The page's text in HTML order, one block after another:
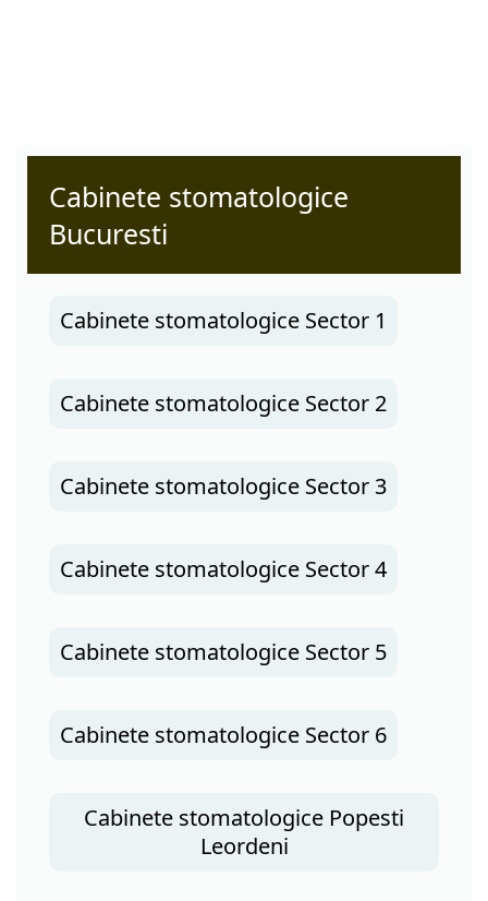
Cabinete stomatologice
Bucuresti
Cabinete stomatologice Sector 1
Cabinete stomatologice Sector 2
Cabinete stomatologice Sector 3
Cabinete stomatologice Sector 4
Cabinete stomatologice Sector 5
Cabinete stomatologice Sector 6
Cabinete stomatologice Popesti
Leordeni